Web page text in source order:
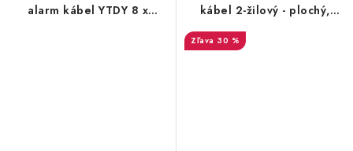
alarm kábel YTDY 8 x
kábel 2-žilový - plochý,
30 %